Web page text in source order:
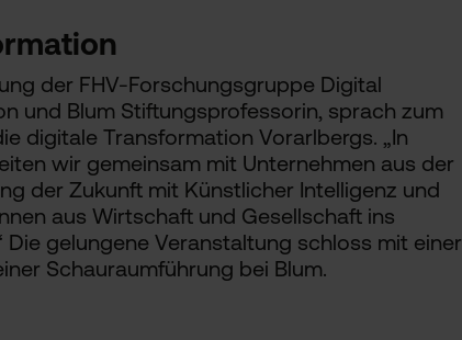
der FHV-Forschungsgruppe Digital
und Blum Stiftungsprofessorin, sprach zum
digitale Transformation Vorarlbergs. „In
wir gemeinsam mit Unternehmen aus der
der Zukunft mit Künstlicher Intelligenz und
aus Wirtschaft und Gesellschaft ins
Die gelungene Veranstaltung schloss mit einer
Schauraumführung bei Blum.